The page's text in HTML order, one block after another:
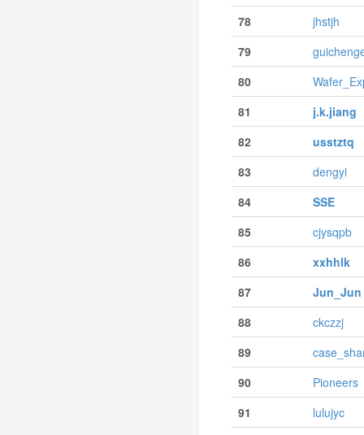
78
jhstjh
79
80
81
j.k.jiang
82
usstztq
83
dengyi
84
SSE
85
cjysqpb
86
xxhhlk
87
Jun_Jun
88
ckczzj
89
90
Pioneers
91
lulujyc